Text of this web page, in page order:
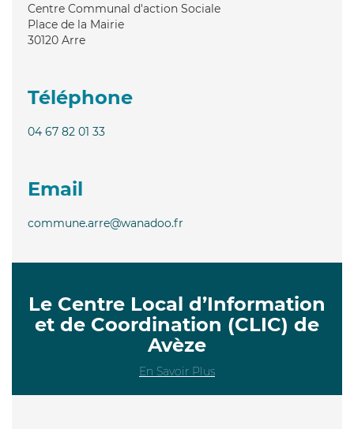
Centre Communal d'action Sociale
Place de la Mairie
30120 Arre
Téléphone
04 67 82 01 33
Email
commune.arre@wanadoo.fr
Le Centre Local d’Information
et de Coordination (CLIC) de
Avèze
En Savoir Plus